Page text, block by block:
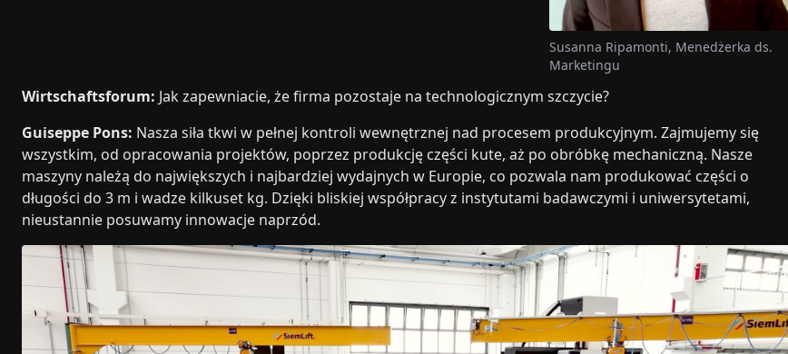
Susanna Ripamonti, Menedżerka ds.
Marketingu
Wirtschaftsforum: Jak zapewniacie, że firma pozostaje na technologicznym szczycie?
Guiseppe Pons: Nasza siła tkwi w pełnej kontroli wewnętrznej nad procesem produkcyjnym. Zajmujemy się
wszystkim, od opracowania projektów, poprzez produkcję części kute, aż po obróbkę mechaniczną. Nasze
maszyny należą do największych i najbardziej wydajnych w Europie, co pozwala nam produkować części o
długości do 3 m i wadze kilkuset kg. Dzięki bliskiej współpracy z instytutami badawczymi i uniwersytetami,
nieustannie posuwamy innowacje naprzód.